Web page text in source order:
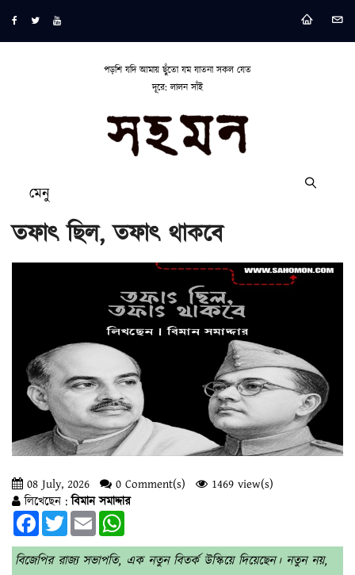
পড়শি যদি আমায় ছুঁতো যম যাতনা সকল যেত
দূরে: লালন সাঁই
মেনু
তফাৎ ছিল, তফাৎ থাকবে
08 July, 2026 0 Comment(s)
1469 view(s)
লিখেছেন :বিমান সমাদ্দার
FacebookTwitterEmail
বিজেপির রাজ্য সভাপতি, এক নতুন বিতর্ক উস্কিয়ে দিয়েছেন। নতুন নয়,